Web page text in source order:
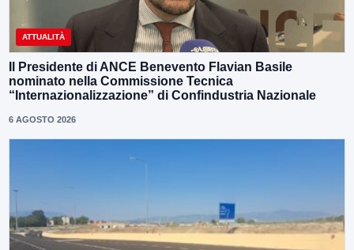
ATTUALITÀ
Il Presidente di ANCE Benevento Flavian Basile
nominato nella Commissione Tecnica
“Internazionalizzazione” di Confindustria Nazionale
6 AGOSTO 2026